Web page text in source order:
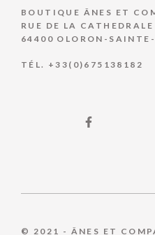
BOUTIQUE ÂNES ET
RUE DE LA CATHEDRALE
64400 OLORON-
TÉL. +33(0)675138182
© 2021 - ÂNES ET